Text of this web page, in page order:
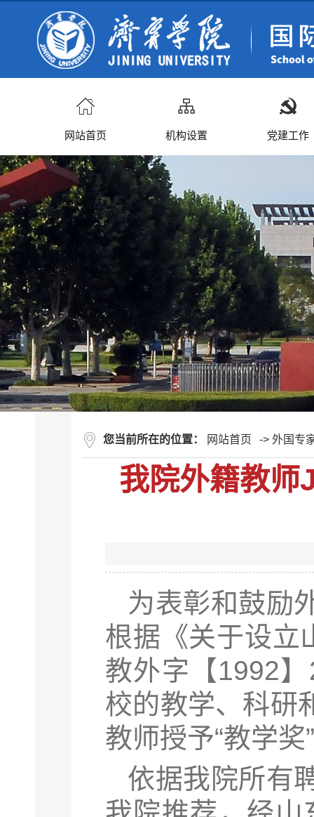
网站首页 机构设置 党建工作
您当前所在的位置： 网站首页 -> 外国专
我院外籍教
为表彰和鼓励
根据《关于设立
教外字【1992
校的教学、科研
教师授予“教学奖
依据我院所有